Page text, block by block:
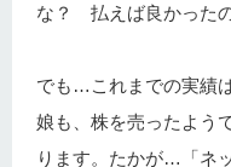
な？ 払えば良かったの
でも…これまでの実績
娘も、株を売ったよう
ります。たかが…「ネ